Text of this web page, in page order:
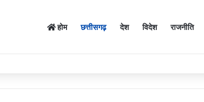
होम छत्तीसगढ़ देश विदेश राजनीति